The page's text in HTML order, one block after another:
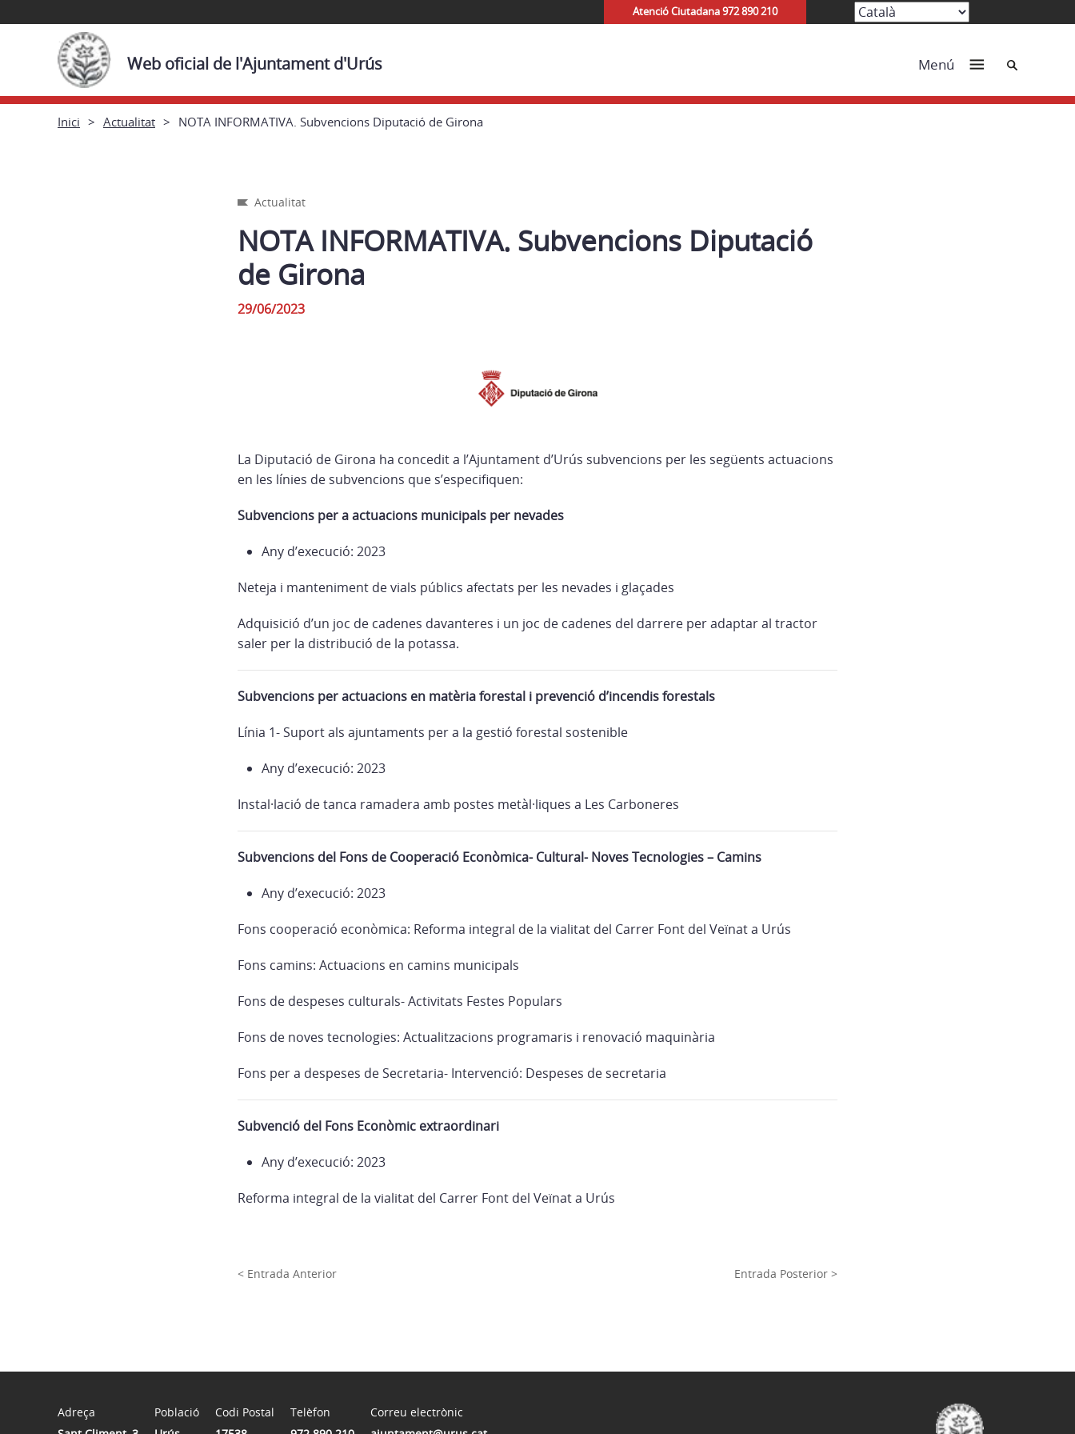
Atenció Ciutadana 972 890 210
Web oficial de l'Ajuntament d'Urús Menú Cerca
Inici Actualitat NOTA INFORMATIVA. Subvencions Diputació de Girona
Actualitat
NOTA INFORMATIVA. Subvencions Diputació
de Girona
29/06/2023
La Diputació de Girona ha concedit a l’Ajuntament d’Urús subvencions per les següents actuacions
en les línies de subvencions que s’especifiquen:
Subvencions per a actuacions municipals per nevades
Any d’execució: 2023
Neteja i manteniment de vials públics afectats per les nevades i glaçades
Adquisició d’un joc de cadenes davanteres i un joc de cadenes del darrere per adaptar al tractor
saler per la distribució de la potassa.
Subvencions per actuacions en matèria forestal i prevenció d’incendis forestals
Línia 1- Suport als ajuntaments per a la gestió forestal sostenible
Any d’execució: 2023
Instal·lació de tanca ramadera amb postes metàl·liques a Les Carboneres
Subvencions del Fons de Cooperació Econòmica- Cultural- Noves Tecnologies – Camins
Any d’execució: 2023
Fons cooperació econòmica: Reforma integral de la vialitat del Carrer Font del Veïnat a Urús
Fons camins: Actuacions en camins municipals
Fons de despeses culturals- Activitats Festes Populars
Fons de noves tecnologies: Actualitzacions programaris i renovació maquinària
Fons per a despeses de Secretaria- Intervenció: Despeses de secretaria
Subvenció del Fons Econòmic extraordinari
Any d’execució: 2023
Reforma integral de la vialitat del Carrer Font del Veïnat a Urús
< Entrada Anterior Entrada Posterior >
Adreça
Població
Codi Postal
Telèfon
Correu electrònic